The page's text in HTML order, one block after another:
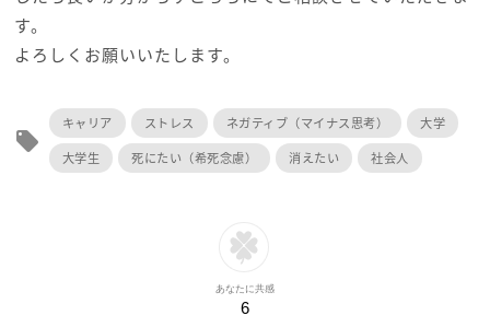
す。
よろしくお願いいたします。
local_offer
キャリア ストレス ネガティブ（マイナス思考）
大学
大学生
死にたい（希死念慮） 消えたい 社会人
あなたに共感
6